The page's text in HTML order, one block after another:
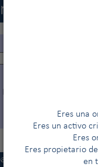
Eres una
Eres un activo
Eres
Eres propietario
en
de las
E
y perros